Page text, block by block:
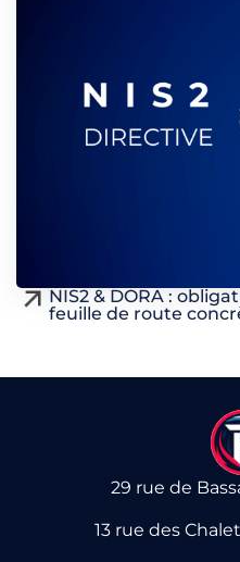
NIS2 & DORA :
feuille de route
29 rue de
13 rue des